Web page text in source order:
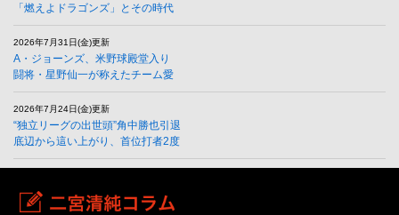
「燃えよドラゴンズ」とその時代
2026年7月31日(金)更新
A・ジョーンズ、米野球殿堂入り
闘将・星野仙一が称えたチーム愛
2026年7月24日(金)更新
“独立リーグの出世頭”角中勝也引退
底辺から這い上がり、首位打者2度